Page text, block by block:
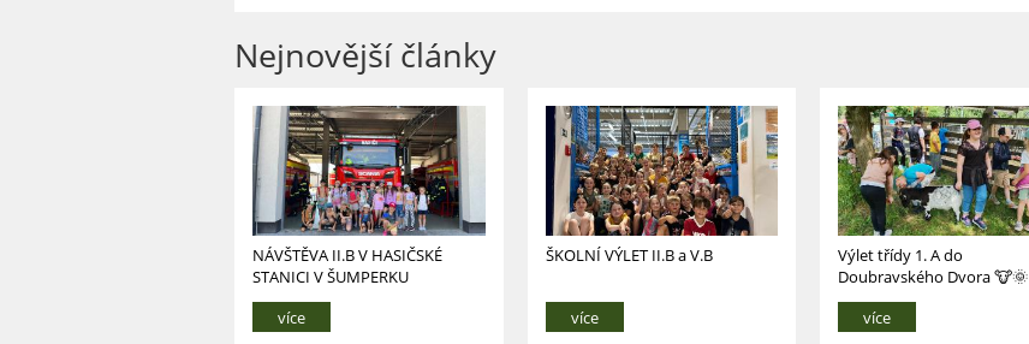
Nejnovější články
NÁVŠTĚVA II.B V HASIČSKÉ
STANICI V ŠUMPERKU
více
ŠKOLNÍ VÝLET II.B a V.B
více
Výlet třídy 1. A do
Doubravského Dvora 🐮🌞
více